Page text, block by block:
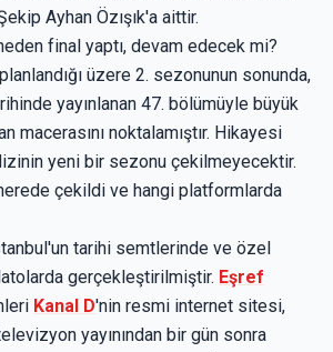
Ayhan Özışık'a aittir.
final yaptı, devam edecek mi?
üzere 2. sezonunun sonunda,
yayınlanan 47. bölümüyle büyük
macerasını noktalamıştır. Hikayesi
yeni bir sezonu çekilmeyecektir.
çekildi ve hangi platformlarda
tarihi semtlerinde ve özel
gerçekleştirilmiştir. Eşref
Kanal D'nin resmi internet sitesi,
yayınından bir gün sonra